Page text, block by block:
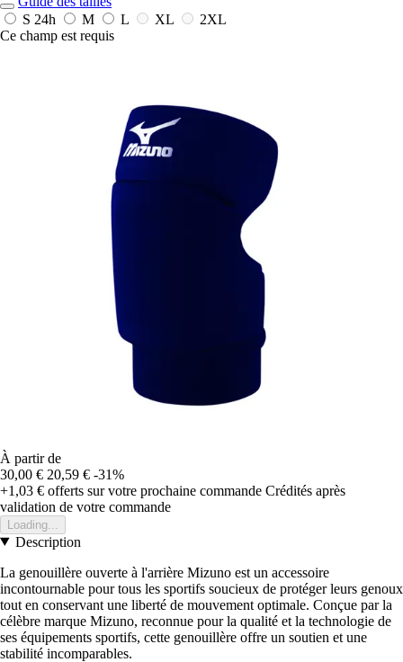
S 24h M L XL
2XL
Ce champ est requis
À partir de
30,00 € 20,59 € -31%
+1,03 € offerts sur votre prochaine commande Crédités après
validation de votre commande
Loading...
Description
La genouillère ouverte à l'arrière Mizuno est un accessoire
incontournable pour tous les sportifs soucieux de protéger leurs genoux
tout en conservant une liberté de mouvement optimale. Conçue par la
célèbre marque Mizuno, reconnue pour la qualité et la technologie de
ses équipements sportifs, cette genouillère offre un soutien et une
stabilité incomparables.